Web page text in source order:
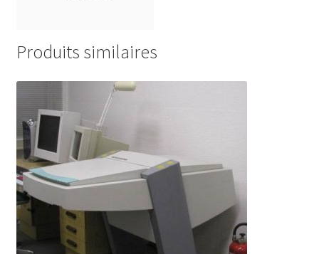
Produits similaires